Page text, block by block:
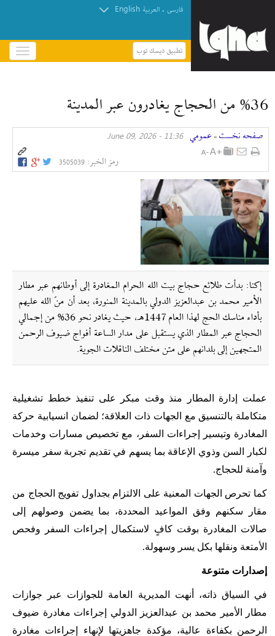
فارسی . العربیة English
تطبيق ديسك توب
باز
و
%36 من الحجاج يغادرون عبر المدينة
صفحه نخست » عمومي 11:36 - June 09, 2026
رمز الخبر: 3505039
إکنا: بدأت طلائع حجاج بيت الله الحرام المغادرة إلى أوطانهم عبر مطار
الأمير محمد بن عبدالعزيز الدولي بالمدينة المنورة، بعد أن منّ الله عليهم
بأداء مناسك الحج لهذا العام 1447هـ، حيث يغادر نحو 36% من إجمالي
الحجاج عبر المطار الذي يستقبل على مدار الساعة أفواج ضيوف الرحمن
المتجهين إلى بلدانهم على متن مختلف الناقلات الجوية.
عملت إدارة المطار منذ وقت مبكر على تنفيذ خطط تشغيلية
متكاملة بالتنسيق مع الجهات ذات العلاقة؛ لضمان انسيابية حركة
المغادرة وتيسير إجراءات السفر، مع تخصيص مسارات وخدمات
لكبار السن وذوي الإعاقة بما يسهم في تقديم تجربة سفر ميسرة
وآمنة للحجاج.
كما تحرص الجهات المعنية على الالتزام بجداول تفويج الحجاج من
مقار سكنهم وفق المواعيد المحددة، بما يضمن وصولهم إلى
صالات المغادرة بوقت كافٍ لاستكمال إجراءات السفر وفحص
الأمتعة ونقلها بكل يسر وسهولة.
إصدارات متنوعة
في السياق ذاته، أنهت المديرية العامة للجوازات عبر جوازات
مطار الأمير محمد بن عبدالعزيز الدولي إجراءات مغادرة ضيوف
الرحمن بكفاءة عالية، مؤكدة جاهزيتها لإنهاء إجراءات مغادرة